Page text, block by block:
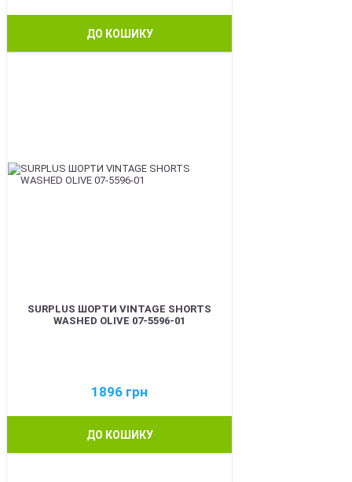
ДО КОШИКУ
SURPLUS ШОРТИ VINTAGE SHORTS
WASHED OLIVE 07-5596-01
1896 грн
ДО КОШИКУ